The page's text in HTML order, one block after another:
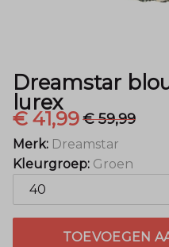
Dreamstar
lurex
€ 41,99€ 59,99
Merk: Dreamstar
Kleurgroep: Groen
TOEVOEGEN